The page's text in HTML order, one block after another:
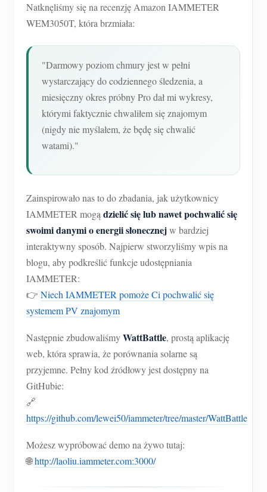
Natknęliśmy się na recenzję Amazon IAMMETER
WEM3050T, która brzmiała:
"Darmowy poziom chmury jest w pełni
wystarczający do codziennego śledzenia, a
miesięczny okres próbny Pro dał mi wykresy,
którymi faktycznie chwaliłem się znajomym
(nigdy nie myślałem, że będę się chwalić
watami)."
Zainspirowało nas to do zbadania, jak użytkownicy
IAMMETER mogądzielić się lub nawet pochwalić się
swoimi danymi o energii słonecznejw bardziej
interaktywny sposób. Najpierw stworzyliśmy wpis na
blogu, aby podkreślić funkcje udostępniania
IAMMETER:
👉 Niech IAMMETER pomoże Ci pochwalić się
systemem PV znajomym
Następnie zbudowaliśmyWattBattle, prostą aplikację
web, która sprawia, że porównania solarne są
przyjemne. Pełny kod źródłowy jest dostępny na
GitHubie:
🔗
https://github.com/lewei50/iammeter/tree/master/WattBattle
Możesz wypróbować demo na żywo tutaj:
🌐http://laoliu.iammeter.com:3000/